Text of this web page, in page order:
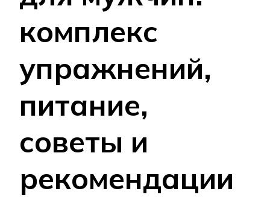
комплекс
упражнений,
питание,
советы и
рекомендации